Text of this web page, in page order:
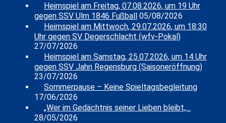
Heimspiel am Freitag, 07.08.2026, um 19 Uhr
gegen SSV Ulm 1846 Fußball 05/08/2026
Heimspiel am Mittwoch, 29.07.2026, um 18:30
Uhr gegen SV Degerschlacht (wfv-Pokal)
27/07/2026
Heimspiel am Samstag, 25.07.2026, um 14 Uhr
gegen SSV Jahn Regensburg (Saisoneröffnung)
23/07/2026
Sommerpause – Keine Spieltagsbegleitung
17/06/2026
„Wer im Gedächtnis seiner Lieben bleibt,…
28/05/2026